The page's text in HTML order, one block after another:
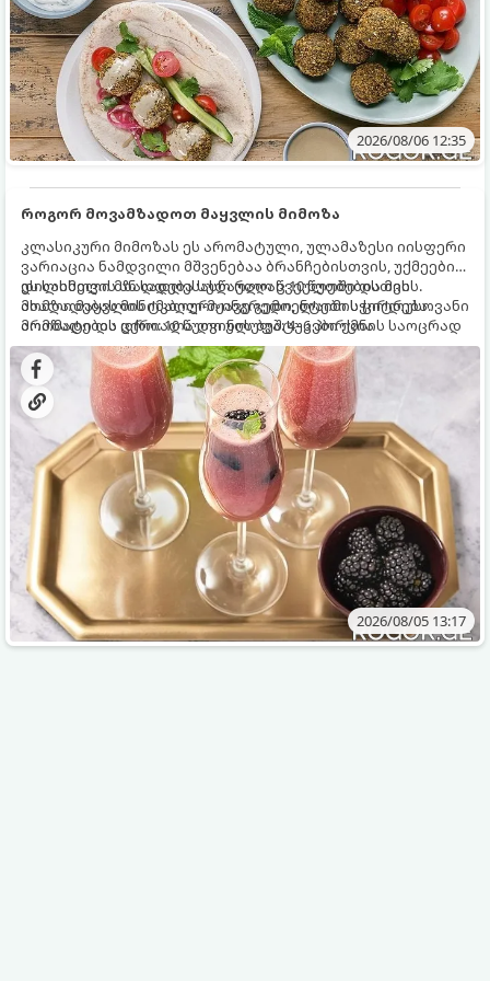
2026/08/06 12:35
როგორ მოვამზადოთ მაყვლის მიმოზა
კლასიკური მიმოზას ეს არომატული, ულამაზესი იისფერი
ვარიაცია ნამდვილი მშვენებაა ბრანჩებისთვის, უქმეების
დილისთვის ან სადღესასწაულო წვეულებებისთვის.
ახალი მაყვლის ტკბილ-მჟავე გემო, ლაიმის ციტრუსოვანი
არომატი და ცქრიალა ღვინის ბუშტუკები ქმნის საოცრად
დახვეწილ და მაგრილებელ კოქტეილს.
ეს სასმელი მზადდება სულ რაღაც 10 წუთში და მის
მომზადებას მინიმალური ინგრედიენტები სჭირდება.
მომზადების დრო: 10 წუთი ულუფა: 4–6 პორცია
2026/08/05 13:17